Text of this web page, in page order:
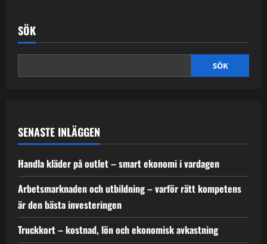
villkor
plånbok,
och
SÖK
SÖK
SENASTE INLÄGGEN
Handla kläder på outlet – smart ekonomi i vardagen
Arbetsmarknaden och utbildning – varför rätt kompetens
är den bästa investeringen
Truckkort – kostnad, lön och ekonomisk avkastning